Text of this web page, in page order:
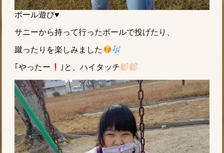
ボール遊び♥
サニーから持って行ったボールで投げたり、
蹴ったりを楽しみました
｢やったー ｣と、ハイタッチ